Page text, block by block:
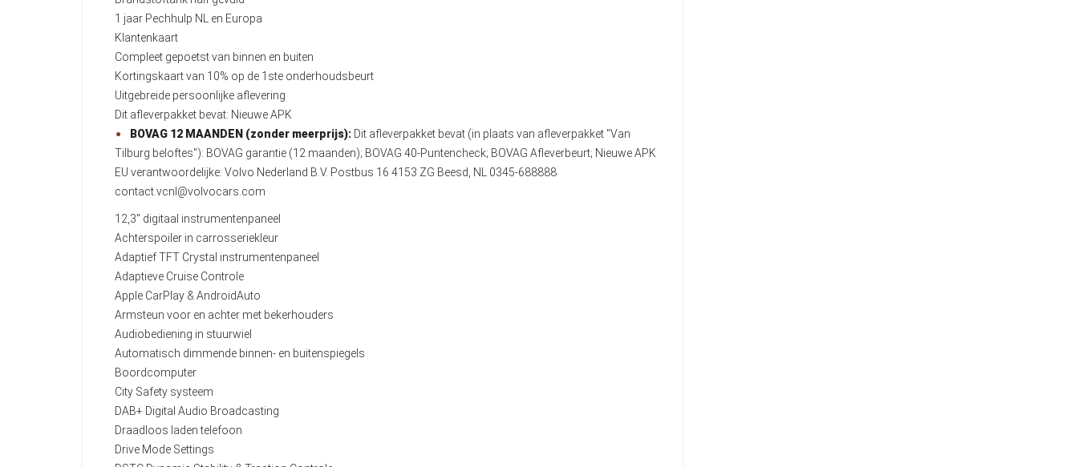
1 jaar Pechhulp NL en Europa
Klantenkaart
Compleet gepoetst van binnen en buiten
Kortingskaart van 10% op de 1ste onderhoudsbeurt
Uitgebreide persoonlijke aflevering
Dit afleverpakket bevat: Nieuwe APK
BOVAG 12 MAANDEN (zonder meerprijs): Dit afleverpakket bevat (in plaats van afleverpakket "Van
Tilburg beloftes"): BOVAG garantie (12 maanden); BOVAG 40-Puntencheck; BOVAG Afleverbeurt; Nieuwe APK
EU verantwoordelijke: Volvo Nederland B.V. Postbus 16 4153 ZG Beesd, NL 0345-688888
contact.vcnl@volvocars.com
12,3" digitaal instrumentenpaneel
Achterspoiler in carrosseriekleur
Adaptief TFT Crystal instrumentenpaneel
Adaptieve Cruise Controle
Apple CarPlay & AndroidAuto
Armsteun voor en achter met bekerhouders
Audiobediening in stuurwiel
Automatisch dimmende binnen- en buitenspiegels
Boordcomputer
City Safety systeem
DAB+ Digital Audio Broadcasting
Draadloos laden telefoon
Drive Mode Settings